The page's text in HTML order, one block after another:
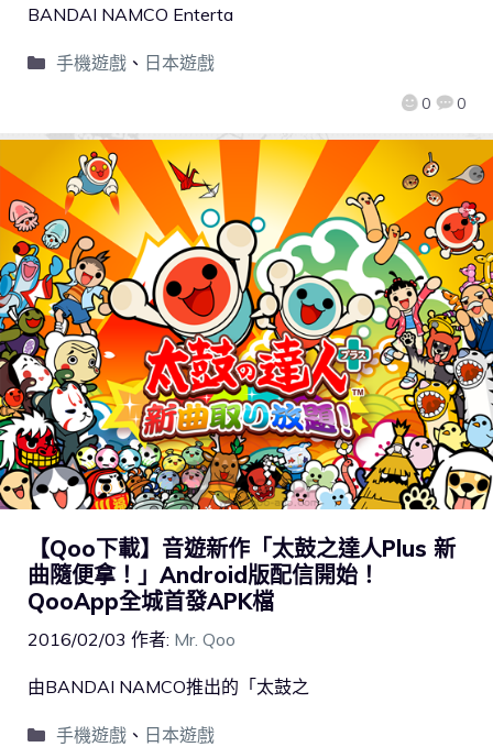
0 0
BANDAI NAMCO Enterta
手機遊戲、 日本遊戲
【Qoo下載】音遊新作「太鼓之達人Plus 新
曲隨便拿！」Android版配信開始！
QooApp全城首發APK檔
2016/02/03 作者: Mr. Qoo
由BANDAI NAMCO推出的「太鼓之
手機遊戲、 日本遊戲